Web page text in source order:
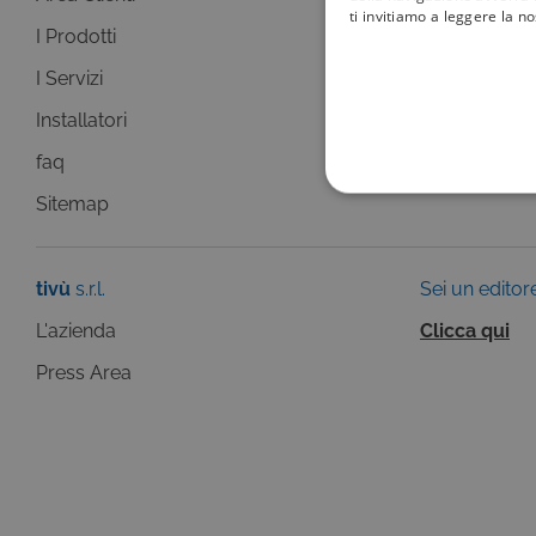
I Prodotti
I Servizi
Installatori
faq
Sitemap
tivù s.r.l.
L'azienda
Press Area
Sei un
Clicca qui
ti invitiamo a leggere la
COOKIE
Questi cookie sono
visualizzazione del sito e
selezionati (es. lingua,
loro installazione, ma in